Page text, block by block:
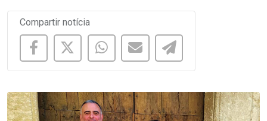
Compartir notícia